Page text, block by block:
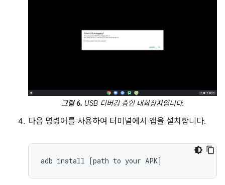
그림 6. USB 디버깅 승인 대화상자입니다.
다음 명령어를 사용하여 터미널에서 앱을 설치합니다.